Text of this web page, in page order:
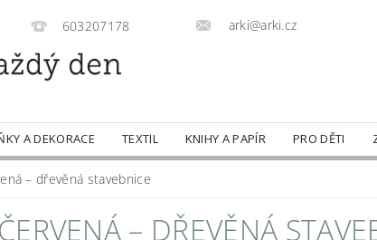
603207178 arki@arki.cz
A DEKORACE TEXTIL KNIHY A PAPÍR PRO DĚTI
– dřevěná stavebnice
– DŘEVĚNÁ